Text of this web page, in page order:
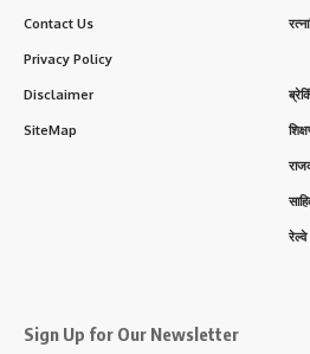
Contact Us
Privacy Policy
Disclaimer
SiteMap
Sign Up for Our Newsletter